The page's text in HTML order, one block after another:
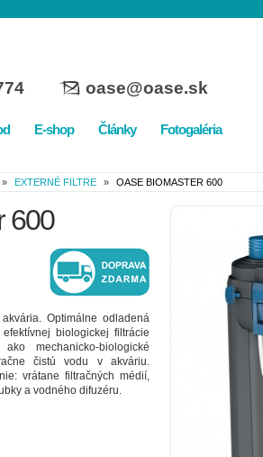
oase@oase.sk
E-shop Články Fotogaléria
» EXTERNÉ FILTRE » OASE BIOMASTER 600
600
Optimálne odladená
biologickej filtrácie
mechanicko-biologické
čistú vodu v akváriu.
vrátane filtračných médií,
a vodného difuzéru.